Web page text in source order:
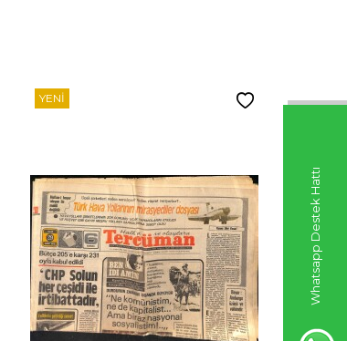
Whatsapp Destek Hattı
YENI YENI